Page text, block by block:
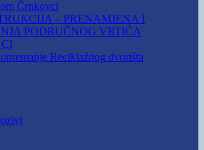
Črnkovci
– PRENAMJENA I
PODRUČNOG VRTIĆA
Reciklažnog dvorišta